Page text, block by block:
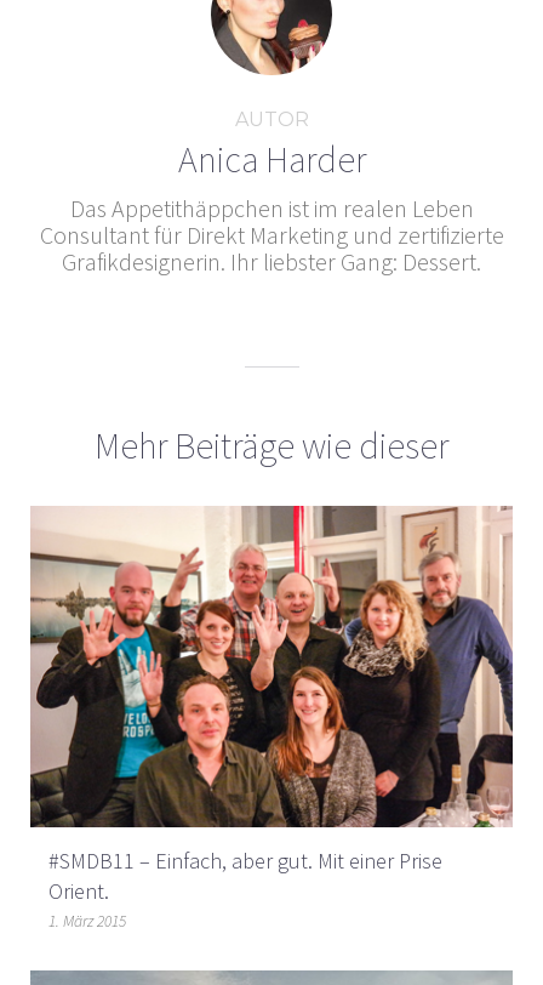
AUTOR
Anica Harder
Das Appetithäppchen ist im realen Leben
Consultant für Direkt Marketing und zertifizierte
Grafikdesignerin. Ihr liebster Gang: Dessert.
Mehr Beiträge wie dieser
#SMDB11 – Einfach, aber gut. Mit einer Prise
Orient.
1. März 2015